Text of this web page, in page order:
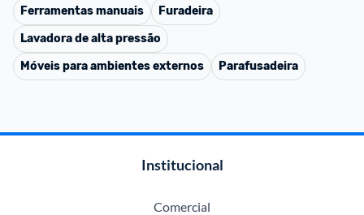
Ferramentas manuais
Furadeira
Lavadora de alta pressão
Móveis para ambientes externos
Parafusadeira
Institucional
Comercial